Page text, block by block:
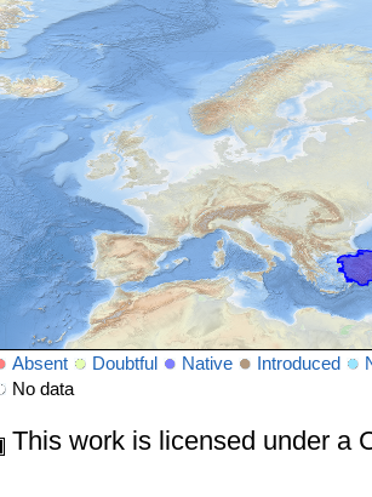
Absent Doubtful Native Introduced
No data
This work is licensed under a